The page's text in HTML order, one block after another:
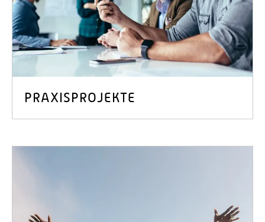
PRAXISPROJEKTE